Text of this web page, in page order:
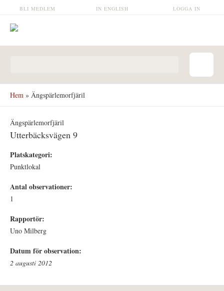
Hoppa till huvudinnehåll LOGGA IN
IN ENGLISH
BLI MEDLEM
Hem » Ängspärlemorfjäril
Ängspärlemorfjäril
Utterbäcksvägen 9
Platskategori:
Punktlokal
Antal observationer:
1
Rapportör:
Uno Milberg
Datum för observation:
2 augusti 2012